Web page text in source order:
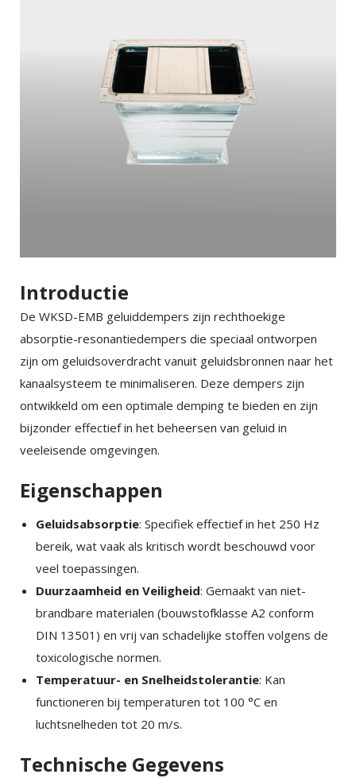
Introductie
De WKSD-EMB geluiddempers zijn rechthoekige
absorptie-resonantiedempers die speciaal ontworpen
zijn om geluidsoverdracht vanuit geluidsbronnen naar het
kanaalsysteem te minimaliseren. Deze dempers zijn
ontwikkeld om een optimale demping te bieden en zijn
bijzonder effectief in het beheersen van geluid in
veeleisende omgevingen.
Eigenschappen
Geluidsabsorptie: Specifiek effectief in het 250 Hz
bereik, wat vaak als kritisch wordt beschouwd voor
veel toepassingen.
Duurzaamheid en Veiligheid: Gemaakt van niet-
brandbare materialen (bouwstofklasse A2 conform
DIN 13501) en vrij van schadelijke stoffen volgens de
toxicologische normen.
Temperatuur- en Snelheidstolerantie: Kan
functioneren bij temperaturen tot 100 °C en
luchtsnelheden tot 20 m/s.
Technische Gegevens